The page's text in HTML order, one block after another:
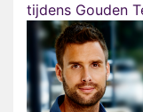
tijdens Gouden